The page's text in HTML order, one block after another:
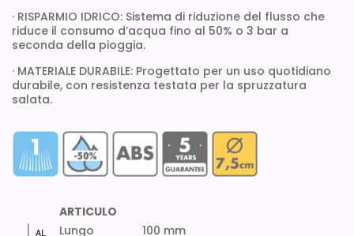
· RISPARMIO IDRICO: Sistema di riduzione del flusso che
riduce il consumo d’acqua fino al 50% o 3 bar a
seconda della pioggia.
· MATERIALE DURABILE: Progettato per un uso quotidiano
durabile, con resistenza testata per la spruzzatura
salata.
ARTICULO
Lungo
100 mm